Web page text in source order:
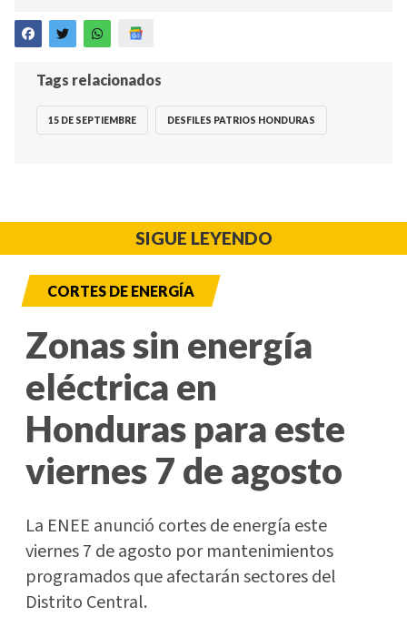
Tags relacionados
15 DE SEPTIEMBRE DESFILES PATRIOS HONDURAS
SIGUE LEYENDO
CORTES DE ENERGÍA
Zonas sin energía
eléctrica en
Honduras para este
viernes 7 de agosto
La ENEE anunció cortes de energía este
viernes 7 de agosto por mantenimientos
programados que afectarán sectores del
Distrito Central.